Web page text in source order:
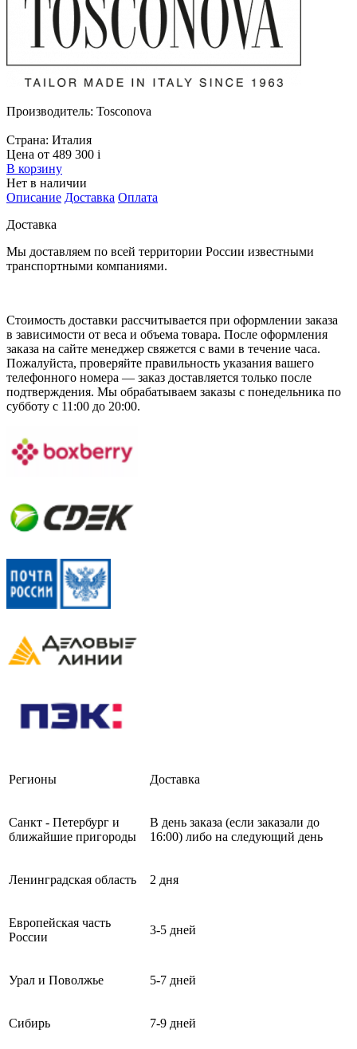
Производитель: Tosconova
Страна: Италия
Цена от 489 300 i
В корзину
Нет в наличии
Описание Доставка Оплата
Доставка
Мы доставляем по всей территории России известными
транспортными компаниями.
Стоимость доставки рассчитывается при оформлении заказа
в зависимости от веса и объема товара. После оформления
заказа на сайте менеджер свяжется с вами в течение часа.
Пожалуйста, проверяйте правильность указания вашего
телефонного номера — заказ доставляется только после
подтверждения. Мы обрабатываем заказы с понедельника по
субботу с 11:00 до 20:00.
Регионы Доставка
Санкт - Петербург и
ближайшие пригороды
В день заказа (если заказали до
16:00) либо на следующий день
Ленинградская область 2 дня
Европейская часть
России
3-5 дней
Урал и Поволжье 5-7 дней
Сибирь 7-9 дней